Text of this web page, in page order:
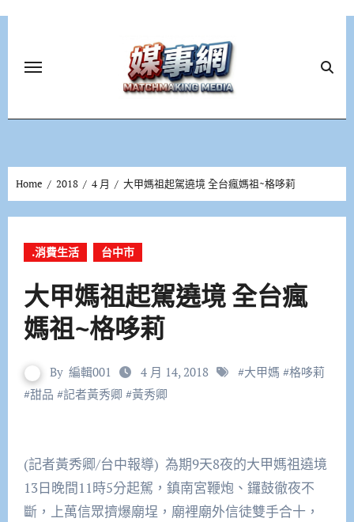
Home 2018 4 月 大甲媽祖起駕遶境 全台瘋媽祖~格哆莉
.消費生活 台中市
大甲媽祖起駕遶境 全台瘋
媽祖~格哆莉
By 編輯001 4 月 14, 2018 #大甲媽 #格哆莉
#甜品 #記者黃秀卿 #黃秀卿
(記者黃秀卿/台中報導) 為期9天8夜的大甲媽祖遶境
13日晚間11時5分起駕，鎮南宮鞭炮、鑼鼓徹夜不
斷，上萬信眾擠爆廟埕，廟裡廟外信徒雙手合十，